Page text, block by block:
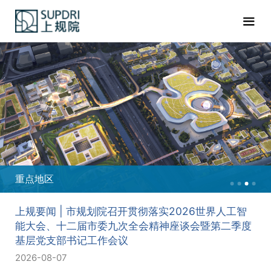
重点地区
上规要闻 | 市规划院召开贯彻落实2026世界人工智
能大会、十二届市委九次全会精神座谈会暨第二季度
基层党支部书记工作会议
2026-08-07